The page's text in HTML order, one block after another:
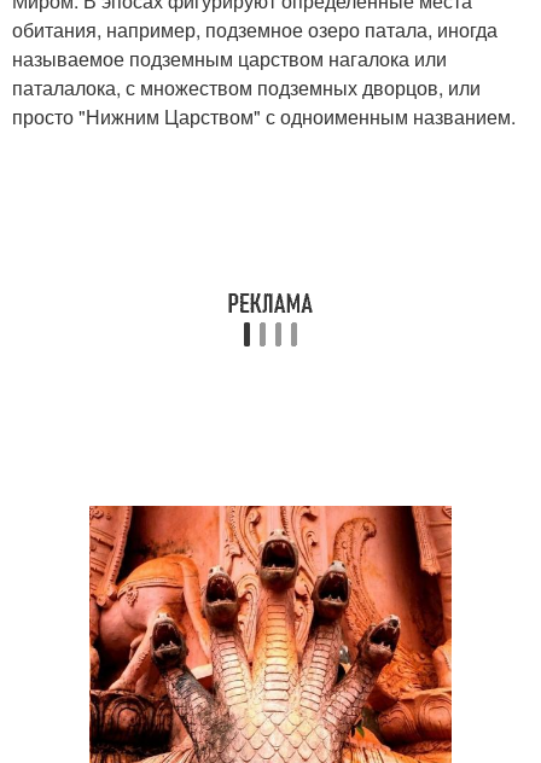
обитания, например, подземное озеро патала, иногда
называемое подземным царством нагалока или
паталалока, с множеством подземных дворцов, или
просто "Нижним Царством" с одноименным названием.